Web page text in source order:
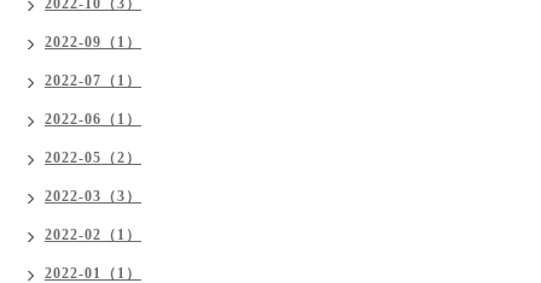
2022-10（3）
2022-09（1）
2022-07（1）
2022-06（1）
2022-05（2）
2022-03（3）
2022-02（1）
2022-01（1）